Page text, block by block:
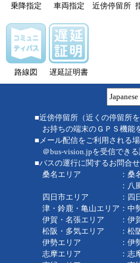
乗降指定 車両指定 近傍停留所
路線図 遅延証明書
■近傍停留所（近くの停留所
お持ちの端末のＧＰＳ機能
■メール配信をご利用される
＠bus-vision.jpを受信できる
■バスの運行に関するお問合
桑名エリア ：桑名
：八風バス
四日市エリア ：四日
津・鈴鹿・亀山エリア：
伊賀・名張エリア ：伊
松阪・多気エリア ：松
伊勢エリア ：伊勢
志摩エリア ：志摩